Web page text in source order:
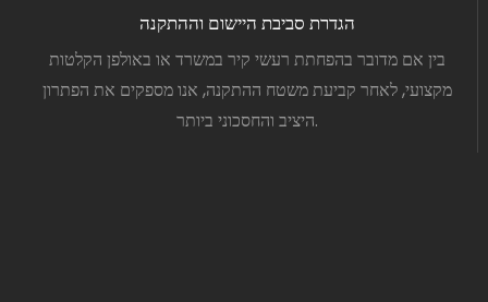
הגדרת סביבת היישום וההתקנה
בין אם מדובר בהפחתת רעשי קיר במשרד או באולפן הקלטות
מקצועי, לאחר קביעת משטח ההתקנה, אנו מספקים את הפתרון
היציב והחסכוני ביותר.